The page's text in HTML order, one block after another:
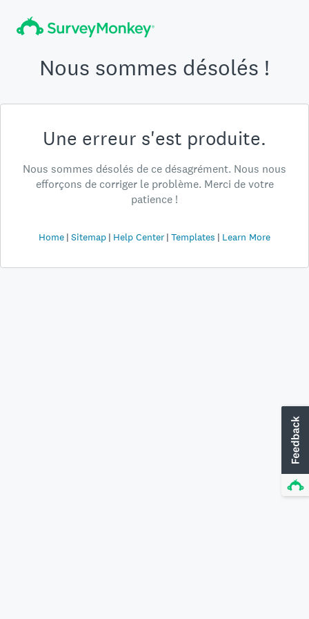
Nous sommes désolés !
Une erreur s'est produite.
Nous sommes désolés de ce désagrément. Nous nous
efforçons de corriger le problème. Merci de votre
patience !
Home Sitemap Help Center Templates Learn More